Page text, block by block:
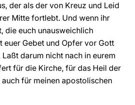
der als der von Kreuz und Leid
Mitte fortlebt. Und wenn ihr
die euch unausweichlich
euer Gebet und Opfer vor Gott
darum nicht nach in eurem
für die Kirche, für das Heil der
für meinen apostolischen